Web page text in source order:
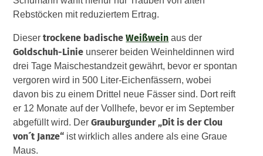
Rebstöcken mit reduziertem Ertrag.
Diesertrockene badischeWeißwein aus der
Goldschuh-Linie unserer beiden Weinheldinnen wird
drei Tage Maischestandzeit gewährt, bevor er spontan
vergoren wird in 500 Liter-Eichenfässern, wobei
davon bis zu einem Drittel neue Fässer sind. Dort reift
er 12 Monate auf der Vollhefe, bevor er im September
abgefüllt wird. DerGrauburgunder „Dit is der Clou
von´t Janze“ ist wirklich alles andere als eine Graue
Maus.